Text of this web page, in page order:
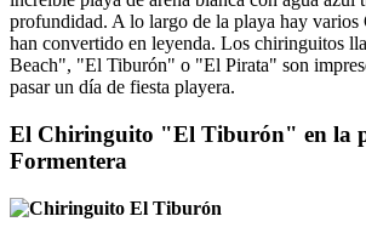
profundidad. A lo largo de la playa hay varios
han convertido en leyenda. Los chiringuitos
Beach", "El Tiburón" o "El Pirata" son
pasar un día de fiesta playera.
El Chiringuito "El Tiburón" en la
Formentera